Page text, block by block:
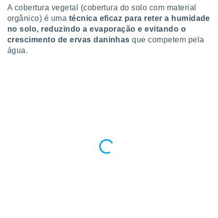
utilizar
criar
A cobertura vegetal (cobertura do solo com material
orgânico) é uma técnica eficaz para reter a humidade
no solo, reduzindo a evaporação e evitando o
crescimento de ervas daninhas que competem pela
água.